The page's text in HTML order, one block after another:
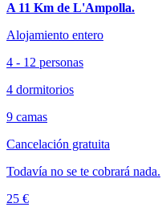
A 11 Km de L'Ampolla.
Alojamiento entero
4 - 12 personas
4 dormitorios
9 camas
Cancelación gratuita
Todavía no se te cobrará nada.
25 €